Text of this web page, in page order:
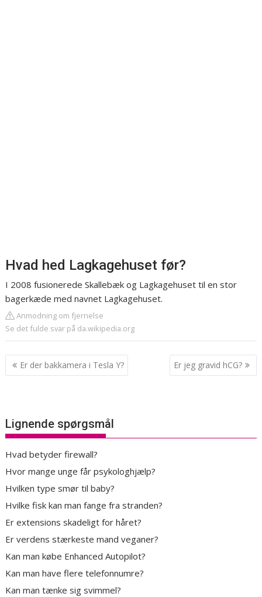
Hvad hed Lagkagehuset før?
I 2008 fusionerede Skallebæk og Lagkagehuset til en stor
bagerkæde med navnet Lagkagehuset.
Anmodning om fjernelse
Se det fulde svar på da.wikipedia.org
Indlægsnavigation
Er der bakkamera i Tesla Y? Er jeg gravid hCG?
Lignende spørgsmål
Hvad betyder firewall?
Hvor mange unge får psykologhjælp?
Hvilken type smør til baby?
Hvilke fisk kan man fange fra stranden?
Er extensions skadeligt for håret?
Er verdens stærkeste mand veganer?
Kan man købe Enhanced Autopilot?
Kan man have flere telefonnumre?
Kan man tænke sig svimmel?